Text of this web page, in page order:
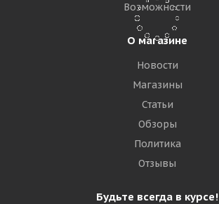
Возможности
О магазине
Новости
Магазины
Статьи
Обзоры
Политика
Отзывы
Будьте всегда в курсе!